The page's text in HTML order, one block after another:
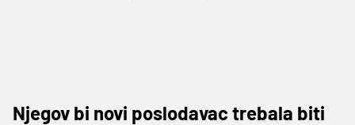
Njegov bi novi poslodavac trebala biti